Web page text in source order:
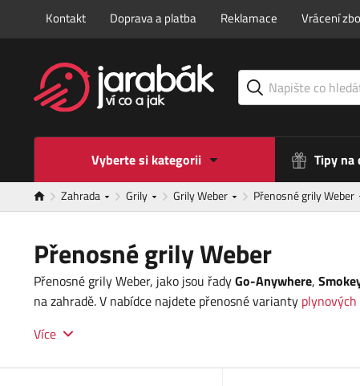
Kontakt Doprava a platba Reklamace Vrácení
Vyberte si kategorii Tipy na
Zahrada Grily Grily Weber Přenosné grily Weber
Přenosné grily Weber
Přenosné grily Weber, jako jsou řadyGo-Anywhere,
na zahradě. V nabídce najdete přenosné varianty
Více